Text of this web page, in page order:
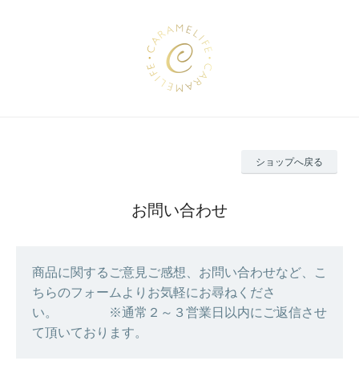
ショップへ戻る
お問い合わせ
商品に関するご意見ご感想、お問い合わせなど、こ
ちらのフォームよりお気軽にお尋ねくださ
い。 ※通常２～３営業日以内にご返信させ
て頂いております。